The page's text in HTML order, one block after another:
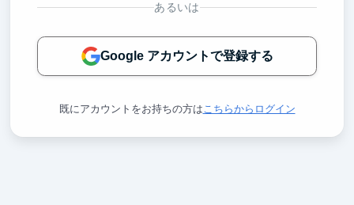
あるいは
Google アカウントで登録する
既にアカウントをお持ちの方は こちらからログイン